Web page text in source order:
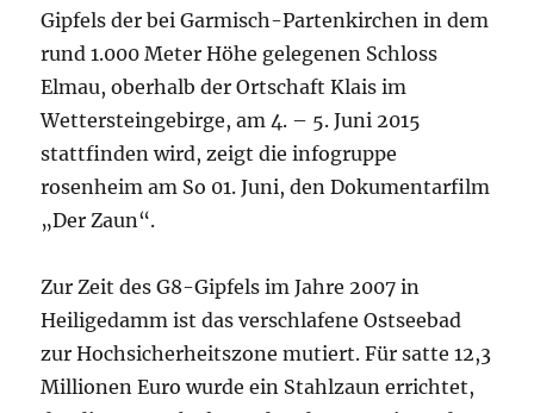
Gipfels der bei Garmisch-Partenkirchen in dem
rund 1.000 Meter Höhe gelegenen Schloss
Elmau, oberhalb der Ortschaft Klais im
Wettersteingebirge, am 4. – 5. Juni 2015
stattfinden wird, zeigt die infogruppe
rosenheim am So 01. Juni, den Dokumentarfilm
„Der Zaun“.
Zur Zeit des G8-Gipfels im Jahre 2007 in
Heiligedamm ist das verschlafene Ostseebad
zur Hochsicherheitszone mutiert. Für satte 12,3
Millionen Euro wurde ein Stahlzaun errichtet,